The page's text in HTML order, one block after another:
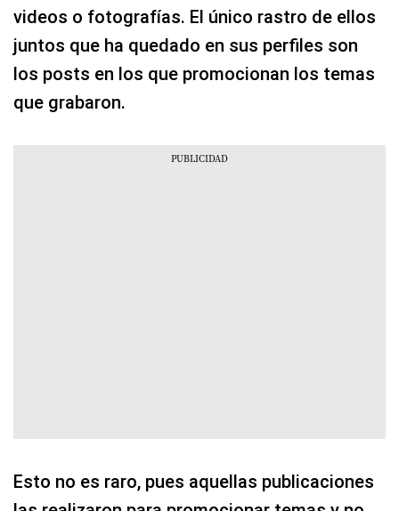
videos o fotografías. El único rastro de ellos
juntos que ha quedado en sus perfiles son
los posts en los que promocionan los temas
que grabaron.
Esto no es raro, pues aquellas publicaciones